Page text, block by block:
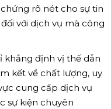
rõ nét cho sự tin
với dịch vụ mà công
khẳng định vị thế dẫn
kết về chất lượng, uy
cung cấp dịch vụ
sự kiện chuyên